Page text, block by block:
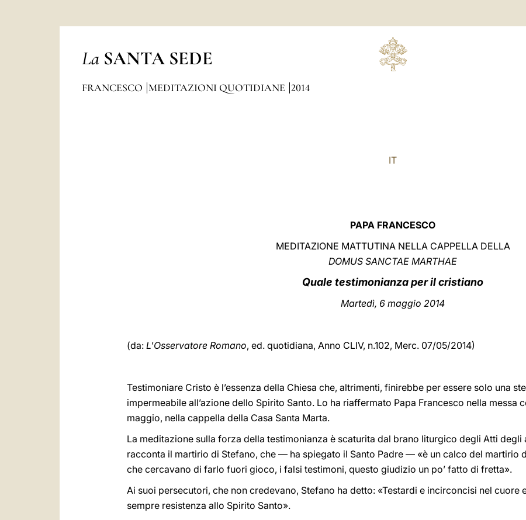
La SANTA SEDE
FRANCESCO MEDITAZIONI QUOTIDIANE 2014
IT
PAPA FRANCESCO
MEDITAZIONE MATTUTINA NELLA CAPPELLA DELLA
DOMUS SANCTAE MARTHAE
Quale testimonianza per il cristiano
Martedì, 6 maggio 2014
(da: L'Osservatore Romano, ed. quotidiana, Anno CLIV, n.102, Merc. 07/05/2014)
Testimoniare Cristo è l’essenza della Chiesa che, altrimenti, finirebbe per essere solo una
impermeabile all’azione dello Spirito Santo. Lo ha riaffermato Papa Francesco nella messa
maggio, nella cappella della Casa Santa Marta.
La meditazione sulla forza della testimonianza è scaturita dal brano liturgico degli Atti degli
racconta il martirio di Stefano, che — ha spiegato il Santo Padre — «è un calco del martirio
che cercavano di farlo fuori gioco, i falsi testimoni, questo giudizio un po’ fatto di fretta».
Ai suoi persecutori, che non credevano, Stefano ha detto: «Testardi e incirconcisi nel cuore
sempre resistenza allo Spirito Santo».